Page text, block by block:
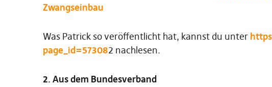
Zwangseinbau
Was Patrick so veröffentlicht hat, kannst du unter
page_id=573082 nachlesen.
2. Aus dem Bundesverband